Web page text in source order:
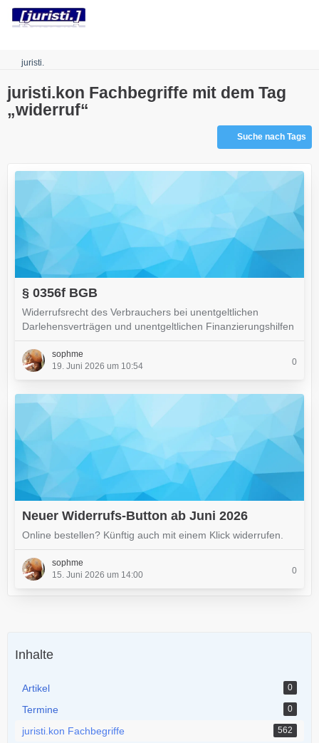
Robots.txt
juristi.
juristi.kon Fachbegriffe mit dem Tag
„widerruf“
Suche nach Tags
§ 0356f BGB
Widerrufsrecht des Verbrauchers bei unentgeltlichen
Darlehensverträgen und unentgeltlichen Finanzierungshilfen
sophme
19. Juni 2026 um 10:54
0
Neuer Widerrufs-Button ab Juni 2026
Online bestellen? Künftig auch mit einem Klick widerrufen.
sophme
15. Juni 2026 um 14:00
0
Inhalte
Artikel 0
Termine 0
juristi.kon Fachbegriffe 562